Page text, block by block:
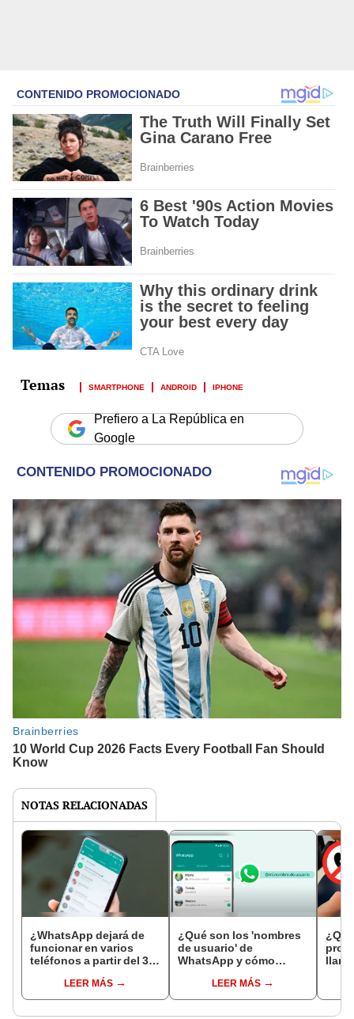
SMARTPHONE ANDROID IPHONE
Prefiero a La República en
Google
NOTAS RELACIONADAS
¿WhatsApp dejará de
funcionar en varios
teléfonos a partir del 31
verdadLEER MÁS
¿Qué son los 'nombres
de usuario' de
WhatsApp y cómo
amigos?LEER MÁS